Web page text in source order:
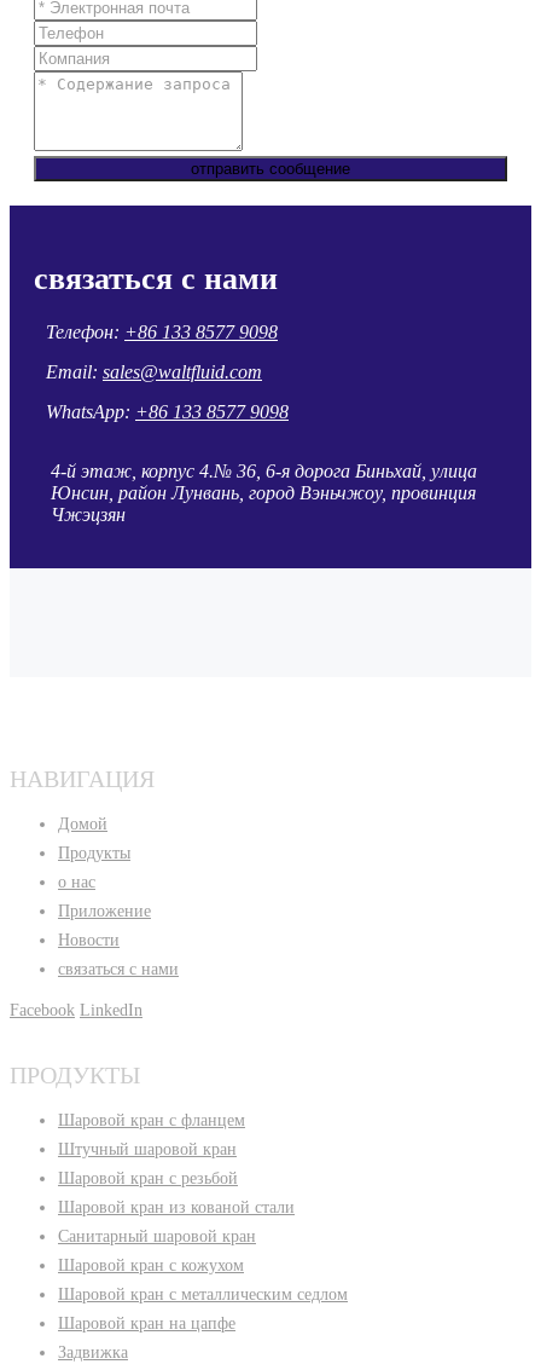
отправить сообщение
связаться с нами
Телефон: +86 133 8577 9098
Email: sales@waltfluid.com
WhatsApp: +86 133 8577 9098
4-й этаж, корпус 4.№ 36, 6-я дорога Биньхай, улица
Юнсин, район Лунвань, город Вэньчжоу, провинция
Чжэцзян
НАВИГАЦИЯ
Домой
Продукты
о нас
Приложение
Новости
связаться с нами
Facebook LinkedIn
ПРОДУКТЫ
Шаровой кран с фланцем
Штучный шаровой кран
Шаровой кран с резьбой
Шаровой кран из кованой стали
Санитарный шаровой кран
Шаровой кран с кожухом
Шаровой кран с металлическим седлом
Шаровой кран на цапфе
Задвижка